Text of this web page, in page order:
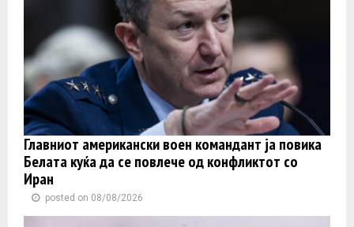
Главниот американски воен командант ја повика
Белата куќа да се повлече од конфликтот со
Иран
posted on 08/08/2026